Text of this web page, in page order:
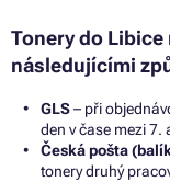
Tonery do
následujícími
GLS– při
den v čase mezi 7.
Česká pošta
tonery druhý